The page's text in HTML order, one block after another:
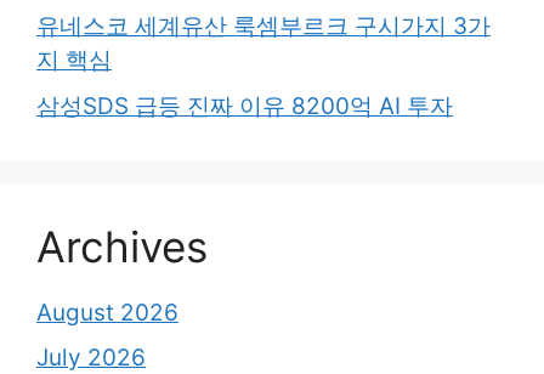
유네스코 세계유산 룩셈부르크 구시가지 3가
지 핵심
삼성SDS 급등 진짜 이유 8200억 AI 투자
Archives
August 2026
July 2026